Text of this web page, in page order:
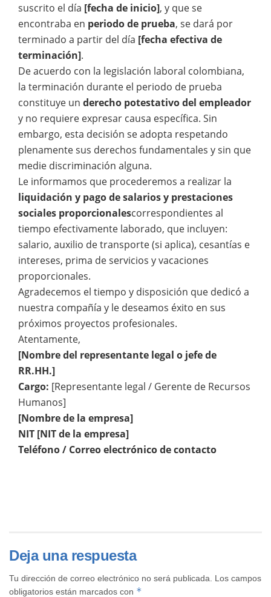
suscrito el día [fecha de inicio], y que se
encontraba en periodo de prueba, se dará por
terminado a partir del día [fecha efectiva de
terminación].
De acuerdo con la legislación laboral colombiana,
la terminación durante el periodo de prueba
constituye un derecho potestativo del empleador
y no requiere expresar causa específica. Sin
embargo, esta decisión se adopta respetando
plenamente sus derechos fundamentales y sin que
medie discriminación alguna.
Le informamos que procederemos a realizar la
liquidación y pago de salarios y prestaciones
sociales proporcionalescorrespondientes al
tiempo efectivamente laborado, que incluyen:
salario, auxilio de transporte (si aplica), cesantías e
intereses, prima de servicios y vacaciones
proporcionales.
Agradecemos el tiempo y disposición que dedicó a
nuestra compañía y le deseamos éxito en sus
próximos proyectos profesionales.
Atentamente,
[Nombre del representante legal o jefe de
RR.HH.]
Cargo: [Representante legal / Gerente de Recursos
Humanos]
[Nombre de la empresa]
NIT [NIT de la empresa]
Teléfono / Correo electrónico de contacto
Deja una respuesta
Tu dirección de correo electrónico no será publicada.
Los campos
obligatorios están marcados con *